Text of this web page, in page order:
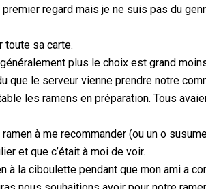
regard mais je ne suis pas du
toute sa carte.
plus le choix est grand
que le serveur vienne prendre notre
les ramens en préparation. Tous
à me recommander (ou un o
et que c’était à moi de voir.
la ciboulette pendant que mon ami a